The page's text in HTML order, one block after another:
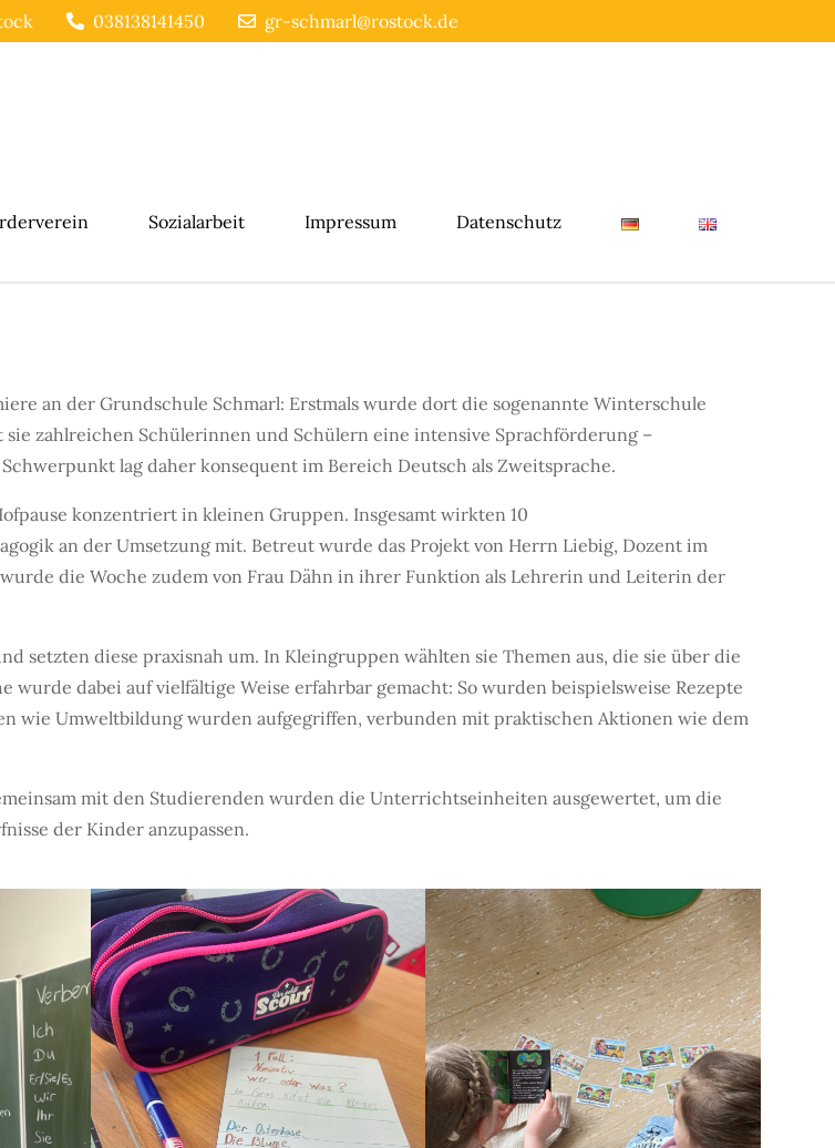
038138141450 gr-schmarl@rostock.de
Sozialarbeit Impressum Datenschutz
an der Grundschule Schmarl: Erstmals wurde dort die sogenannte Winterschule
zahlreichen Schülerinnen und Schülern eine intensive Sprachförderung –
lag daher konsequent im Bereich Deutsch als Zweitsprache.
konzentriert in kleinen Gruppen. Insgesamt wirkten 10
an der Umsetzung mit. Betreut wurde das Projekt von Herrn Liebig, Dozent im
die Woche zudem von Frau Dähn in ihrer Funktion als Lehrerin und Leiterin der
setzten diese praxisnah um. In Kleingruppen wählten sie Themen aus, die sie über die
dabei auf vielfältige Weise erfahrbar gemacht: So wurden beispielsweise Rezepte
wie Umweltbildung wurden aufgegriffen, verbunden mit praktischen Aktionen wie dem
mit den Studierenden wurden die Unterrichtseinheiten ausgewertet, um die
der Kinder anzupassen.